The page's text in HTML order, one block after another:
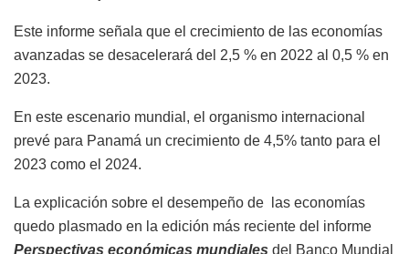
Este informe señala que el crecimiento de las economías
avanzadas se desacelerará del 2,5 % en 2022 al 0,5 % en
2023.
En este escenario mundial, el organismo internacional
prevé para Panamá un crecimiento de 4,5% tanto para el
2023 como el 2024.
La explicación sobre el desempeño de las economías
quedo plasmado en la edición más reciente del informe
Perspectivas económicas mundiales del Banco Mundial